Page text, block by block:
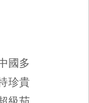
國多
珍貴